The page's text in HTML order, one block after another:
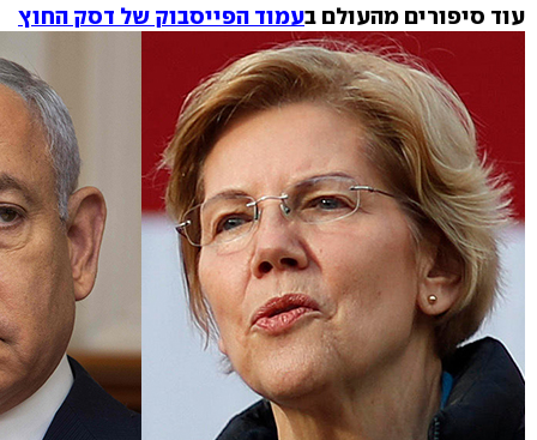
עוד סיפורים מהעולם בעמוד הפייסבוק של דסק החוץ